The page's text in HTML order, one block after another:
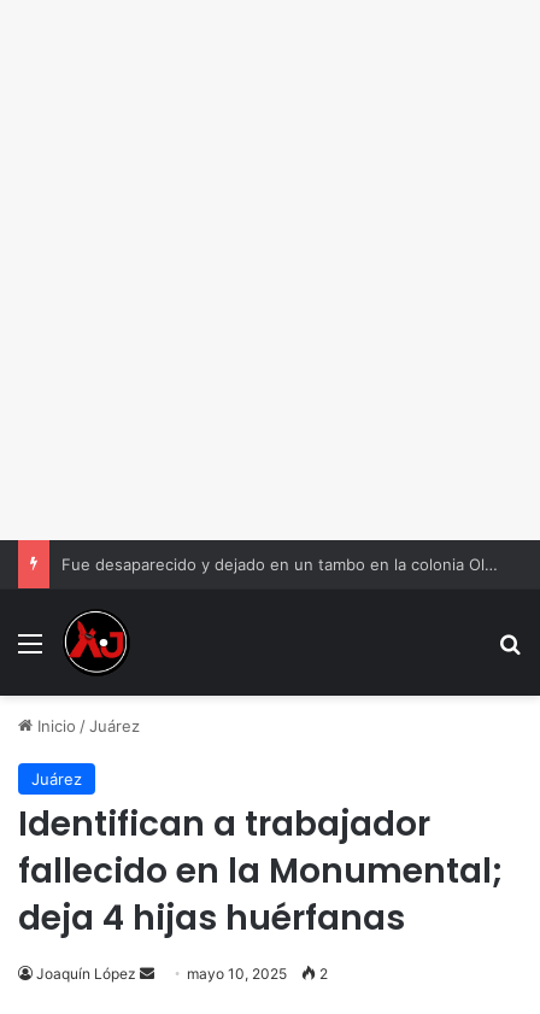
Fue desaparecido y dejado en un tambo en la colonia Olivia Espinoza
Menu
Inicio /Juárez
Juárez
Identifican a trabajador
fallecido en la Monumental;
deja 4 hijas huérfanas
Joaquín López
Send mayo 10, 2025 2